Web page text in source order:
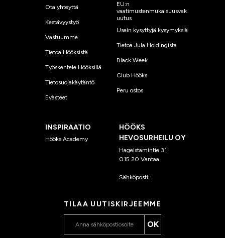
Ota yhteyttä
Kestävyystyö
Vastuumme
Tietoa Hööksistä
Työskentele Hööksillä
Tietosuojakäytäntö
Evästeet
EU:n
vaatimustenmukaisuusvak
uutus
Usein kysyttyjä kysymyksiä
Tietoa Jula Holdingista
Black Week
Club Hööks
Peru ostos
INSPIRAATIO
Hööks Academy
HÖÖKS
HEVOSURHEILU OY
Hagelstamintie 31
015 20 Vantaa
Sähköposti:
TILAA UUTISKIRJEEMME
OK